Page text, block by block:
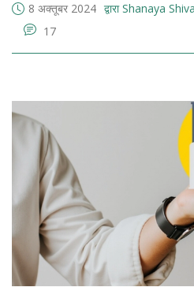
8 अक्तूबर 2024 द्वारा Shanaya
17